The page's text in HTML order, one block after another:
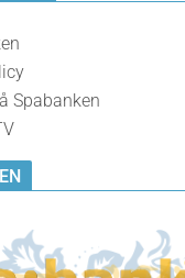
Spabanken